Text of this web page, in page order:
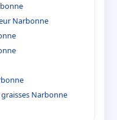
Narbonne
Narbonne